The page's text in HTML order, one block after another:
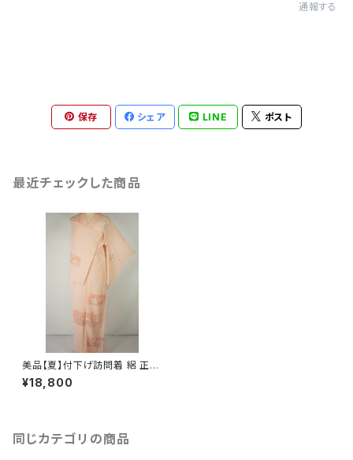
通報する
保存 シェア LINE ポスト
最近チェックした商品
美品【夏】付下げ訪問着 絽 正絹
花柄 鴇色 ピンク 225
¥18,800
同じカテゴリの商品